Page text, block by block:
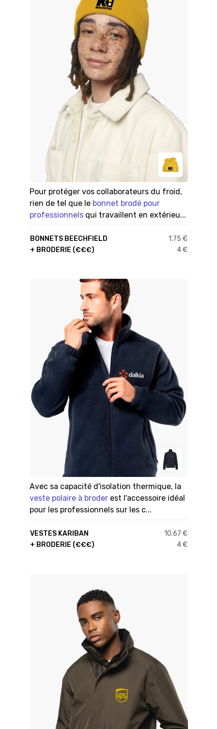
Pour protéger vos collaborateurs du froid,
rien de tel que le bonnet brodé pour
professionnelsqui travaillent en extérieu...
BONNETS BEECHFIELD
1.75 €
+ BRODERIE (€€€)
4 €
Avec sa capacité d'isolation thermique, la
veste polaire à broderest l'accessoire idéal
pour les professionnels sur les c...
VESTES KARIBAN
10.67 €
+ BRODERIE (€€€)
4 €